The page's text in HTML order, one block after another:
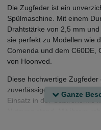
Die Zugfeder ist ein
Spülmaschine. Mit einem
Drahtstärke von 2,5 mm
sie perfekt zu Modellen wie
Comenda und dem C60DE,
von Hoonved.
Diese hochwertige
zuverlässige Funktion Ihrer
Einsatz in der Gastronomie
Ganze